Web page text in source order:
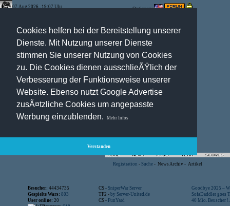
Cookies helfen bei der Bereitstellung unserer
Dienste. Mit Nutzung unserer Dienste
stimmen Sie unserer Nutzung von Cookies
zu. Die Cookies dienen ausschlieÃŸlich der
Verbesserung der Funktionsweise unserer
Website. Ebenso nutzt Google Advertise
zusÃ¤tzliche Cookies um angepasste
Werbung einzublenden.
Mehr Infos
Verstanden
07.Aug.2026 , 19:07 Uhr Optionen:
Registration - Suche - News Archiv - Artikel
Besucher: 44434735 CS - SniperWar Server
Goodbye 2025 –
Gespielte Wars: 803 TF2 - by Server-United.de
SofaDaddler goes
User online: 20 CS - FunYard
40 Mio. Beuscher